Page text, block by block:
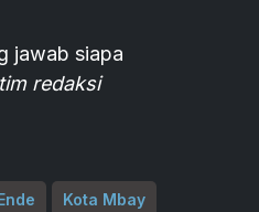
jawab siapa
redaksi
Kota Mbay